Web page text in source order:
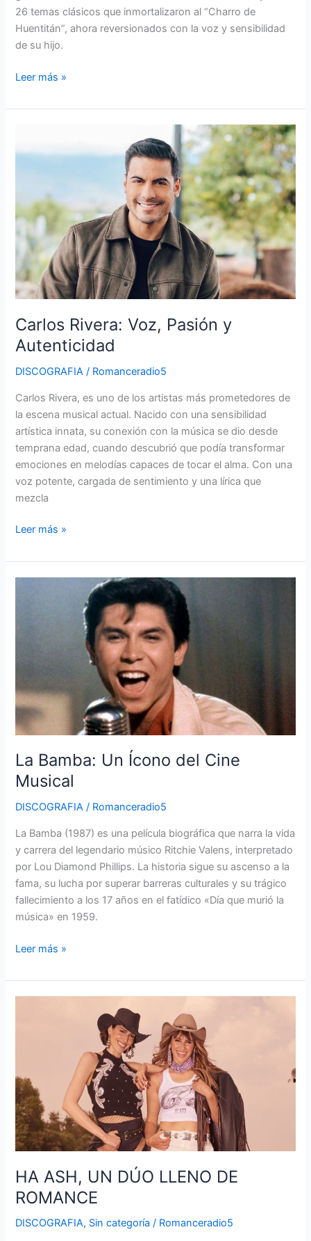
26 temas clásicos que inmortalizaron al “Charro de
Huentitán”, ahora reversionados con la voz y sensibilidad
de su hijo.
Leer más »
Carlos Rivera: Voz, Pasión y
Autenticidad
DISCOGRAFIA / Romanceradio5
Carlos Rivera, es uno de los artistas más prometedores de
la escena musical actual. Nacido con una sensibilidad
artística innata, su conexión con la música se dio desde
temprana edad, cuando descubrió que podía transformar
emociones en melodías capaces de tocar el alma. Con una
voz potente, cargada de sentimiento y una lírica que
mezcla
Rivera:
Autenticidad
Leer más »
La Bamba: Un Ícono del Cine
Musical
DISCOGRAFIA / Romanceradio5
La Bamba (1987) es una película biográfica que narra la vida
y carrera del legendario músico Ritchie Valens, interpretado
por Lou Diamond Phillips. La historia sigue su ascenso a la
fama, su lucha por superar barreras culturales y su trágico
fallecimiento a los 17 años en el fatídico «Día que murió la
música» en 1959.
La
Ícono
Cine
Leer más »
HA ASH, UN DÚO LLENO DE
ROMANCE
DISCOGRAFIA, Sin categoría / Romanceradio5
DE
ROMANCE